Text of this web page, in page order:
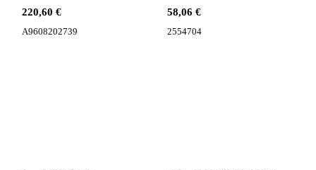
220,60 €
A9608202739
58,06 €
2554704